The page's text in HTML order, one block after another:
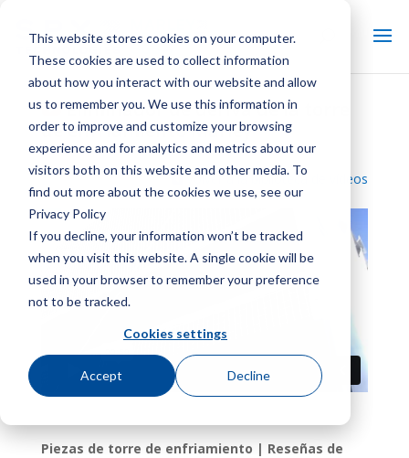
This website stores cookies on your computer.
These cookies are used to collect information
about how you interact with our website and allow
us to remember you. We use this information in
order to improve and customize your browsing
experience and for analytics and metrics about our
visitors both on this website and other media. To
find out more about the cookies we use, see our
Privacy Policy
If you decline, your information won’t be tracked
when you visit this website. A single cookie will be
used in your browser to remember your preference
not to be tracked.
Cookies settings
Accept Decline
Eliminador de deriva de la torre
de enfriamiento Marley
Volver a la biblioteca de vídeos
Piezas de torre de enfriamiento | Reseñas de